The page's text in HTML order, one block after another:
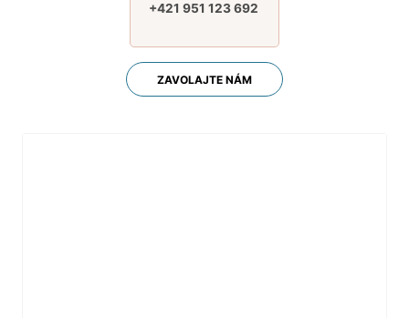
+421 951 123 692
ZAVOLAJTE NÁM